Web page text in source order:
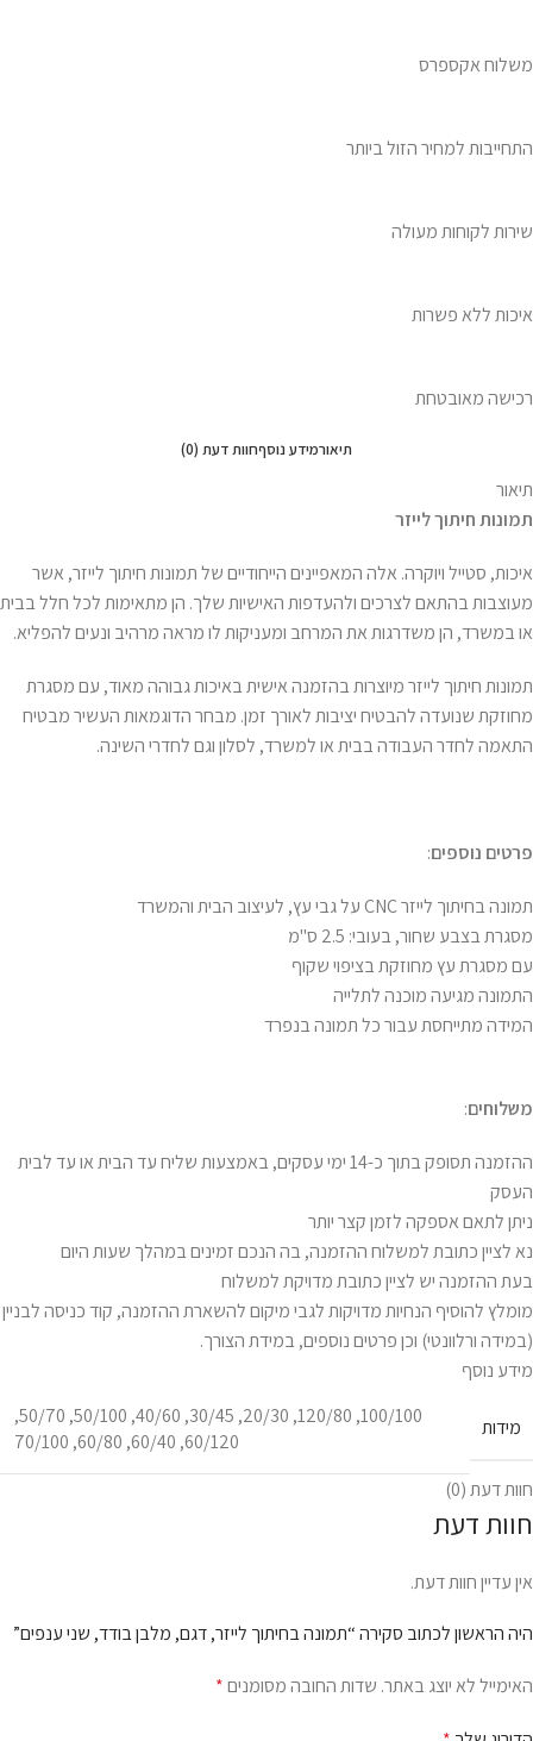
משלוח אקספרס
התחייבות למחיר הזול ביותר
שירות לקוחות מעולה
איכות ללא פשרות
רכישה מאובטחת
תיאורמידע נוסףחוות דעת (0)
תיאור
תמונות חיתוך לייזר
איכות, סטייל ויוקרה. אלה המאפיינים הייחודיים של תמונות חיתוך לייזר, אשר
מעוצבות בהתאם לצרכים ולהעדפות האישיות שלך. הן מתאימות לכל חלל בבית
או במשרד, הן משדרגות את המרחב ומעניקות לו מראה מרהיב ונעים להפליא.
תמונות חיתוך לייזר מיוצרות בהזמנה אישית באיכות גבוהה מאוד, עם מסגרת
מחוזקת שנועדה להבטיח יציבות לאורך זמן. מבחר הדוגמאות העשיר מבטיח
התאמה לחדר העבודה בבית או למשרד, לסלון וגם לחדרי השינה.
פרטים נוספים:
תמונה בחיתוך לייזר CNC על גבי עץ, לעיצוב הבית והמשרד
מסגרת בצבע שחור, בעובי: 2.5 ס"מ
עם מסגרת עץ מחוזקת בציפוי שקוף
התמונה מגיעה מוכנה לתלייה
המידה מתייחסת עבור כל תמונה בנפרד
משלוחים:
ההזמנה תסופק בתוך כ-14 ימי עסקים, באמצעות שליח עד הבית או עד לבית
העסק
ניתן לתאם אספקה לזמן קצר יותר
נא לציין כתובת למשלוח ההזמנה, בה הנכם זמינים במהלך שעות היום
בעת ההזמנה יש לציין כתובת מדויקת למשלוח
מומלץ להוסיף הנחיות מדויקות לגבי מיקום להשארת ההזמנה, קוד כניסה לבניין
(במידה ורלוונטי) וכן פרטים נוספים, במידת הצורך.
מידע נוסף
מידות 100/100
,
120/80
,
20/30
,
30/45
,
40/60
,
50/100
,
50/70
,
60/120
,
60/40
,
60/80
,
70/100
חוות דעת (0)
חוות דעת
אין עדיין חוות דעת.
היה הראשון לכתוב סקירה “תמונה בחיתוך לייזר, דגם, מלבן בודד, שני ענפים”
האימייל לא יוצג באתר. שדות החובה מסומנים*